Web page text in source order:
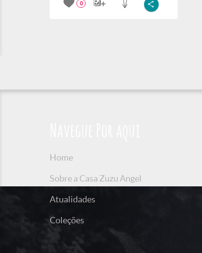
0
Home
Sobre a Casa Zuzu Angel
Atualidades
Coleções